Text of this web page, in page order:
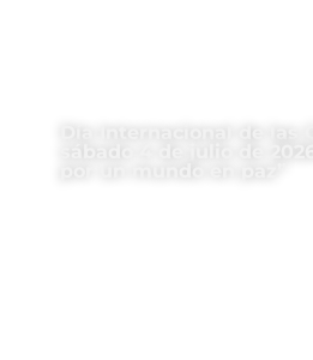
Día Internacional de las